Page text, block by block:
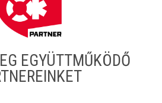
EGYÜTTMŰKÖDŐ